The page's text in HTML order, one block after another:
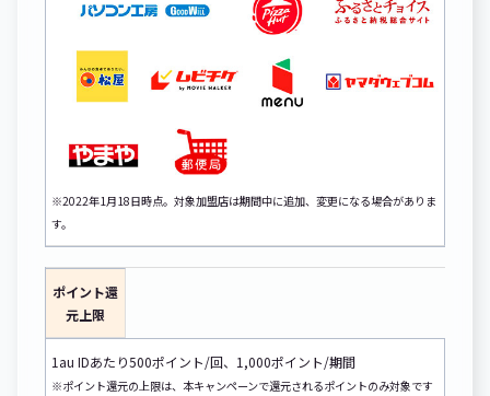
※2022年1月18日時点。対象加盟店は期間中に追加、変更になる場合がありま
す。
ポイント還
元上限
1au IDあたり500ポイント/回、1,000ポイント/期間
※ポイント還元の上限は、本キャンペーンで還元されるポイントのみ対象です